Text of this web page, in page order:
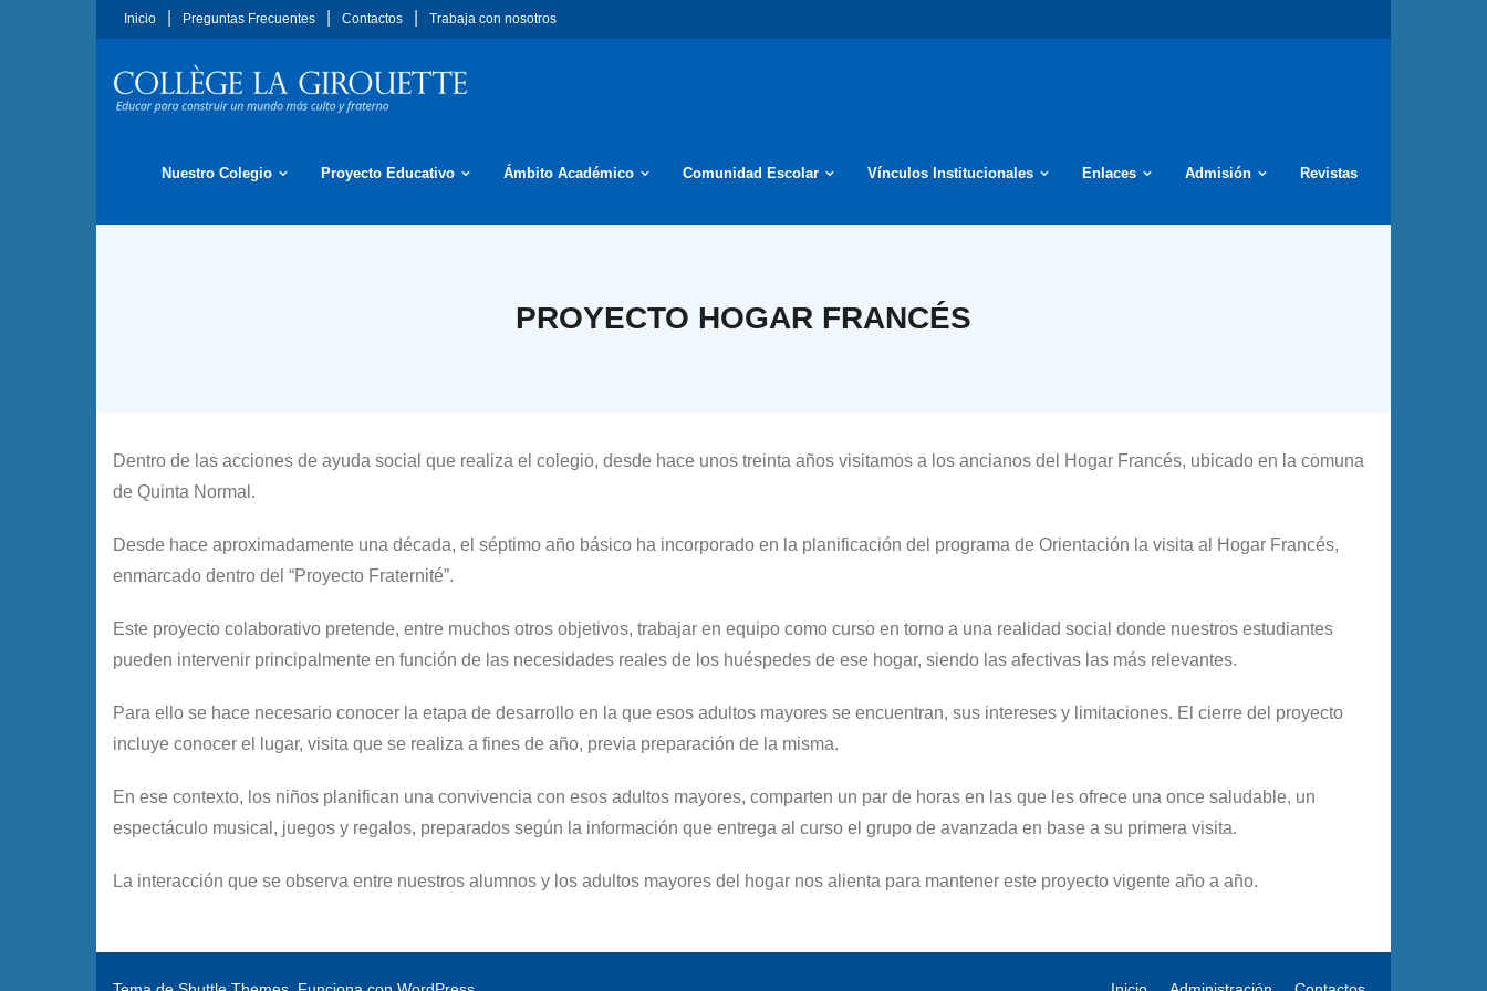
Saltar
al
contenido
Inicio Preguntas Frecuentes Contactos Trabaja con nosotros
Nuestro Colegio Proyecto Educativo Ámbito Académico Comunidad Escolar Vínculos Institucionales Enlaces Admisión Revistas
PROYECTO HOGAR FRANCÉS
Dentro de las acciones de ayuda social que realiza el colegio, desde hace unos treinta años visitamos a los ancianos del Hogar Francés, ubicado en la comuna
de Quinta Normal.
Desde hace aproximadamente una década, el séptimo año básico ha incorporado en la planificación del programa de Orientación la visita al Hogar Francés,
enmarcado dentro del “Proyecto Fraternité”.
Este proyecto colaborativo pretende, entre muchos otros objetivos, trabajar en equipo como curso en torno a una realidad social donde nuestros estudiantes
pueden intervenir principalmente en función de las necesidades reales de los huéspedes de ese hogar, siendo las afectivas las más relevantes.
Para ello se hace necesario conocer la etapa de desarrollo en la que esos adultos mayores se encuentran, sus intereses y limitaciones. El cierre del proyecto
incluye conocer el lugar, visita que se realiza a fines de año, previa preparación de la misma.
En ese contexto, los niños planifican una convivencia con esos adultos mayores, comparten un par de horas en las que les ofrece una once saludable, un
espectáculo musical, juegos y regalos, preparados según la información que entrega al curso el grupo de avanzada en base a su primera visita.
La interacción que se observa entre nuestros alumnos y los adultos mayores del hogar nos alienta para mantener este proyecto vigente año a año.